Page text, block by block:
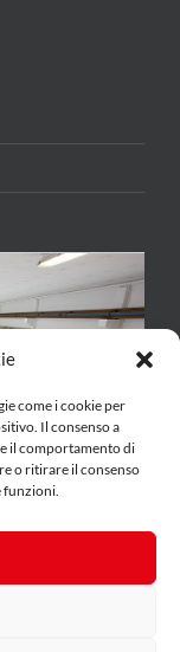
come i cookie per
Il consenso a
il comportamento di
o ritirare il consenso
funzioni.